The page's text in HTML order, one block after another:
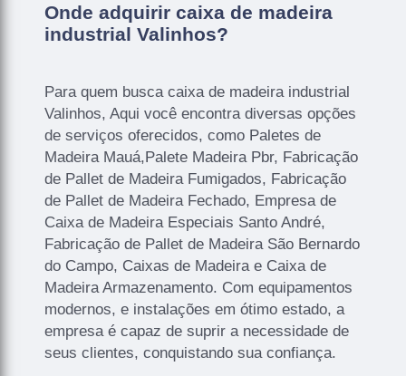
Onde adquirir caixa de madeira
industrial Valinhos?
Para quem busca caixa de madeira industrial
Valinhos, Aqui você encontra diversas opções
de serviços oferecidos, como Paletes de
Madeira Mauá,Palete Madeira Pbr, Fabricação
de Pallet de Madeira Fumigados, Fabricação
de Pallet de Madeira Fechado, Empresa de
Caixa de Madeira Especiais Santo André,
Fabricação de Pallet de Madeira São Bernardo
do Campo, Caixas de Madeira e Caixa de
Madeira Armazenamento. Com equipamentos
modernos, e instalações em ótimo estado, a
empresa é capaz de suprir a necessidade de
seus clientes, conquistando sua confiança.